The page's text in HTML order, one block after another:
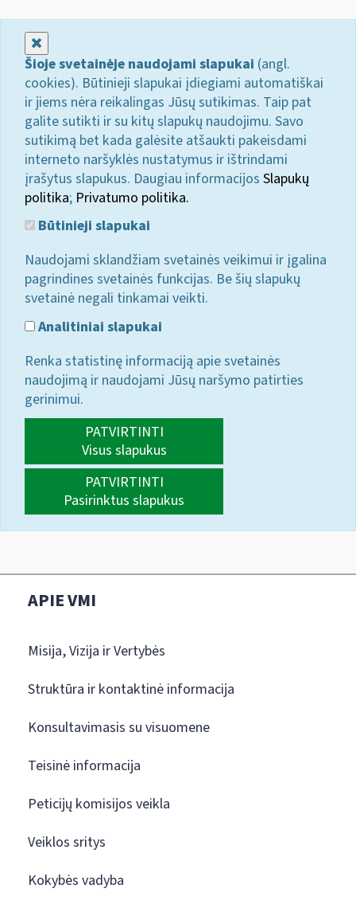
Šioje svetainėje naudojami slapukai (angl.
cookies). Būtinieji slapukai įdiegiami automatiškai
ir jiems nėra reikalingas Jūsų sutikimas. Taip pat
galite sutikti ir su kitų slapukų naudojimu. Savo
sutikimą bet kada galėsite atšaukti pakeisdami
interneto naršyklės nustatymus ir ištrindami
įrašytus slapukus. Daugiau informacijos Slapukų
politika; Privatumo politika.
Būtinieji slapukai
Naudojami sklandžiam svetainės veikimui ir įgalina
pagrindines svetainės funkcijas. Be šių slapukų
svetainė negali tinkamai veikti.
Analitiniai slapukai
Renka statistinę informaciją apie svetainės
naudojimą ir naudojami Jūsų naršymo patirties
gerinimui.
PATVIRTINTI
Visus slapukus
PATVIRTINTI
Pasirinktus slapukus
APIE VMI
Misija, Vizija ir Vertybės
Struktūra ir kontaktinė informacija
Konsultavimasis su visuomene
Teisinė informacija
Peticijų komisijos veikla
Veiklos sritys
Kokybės vadyba